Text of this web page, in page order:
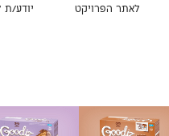
לאתר הפרויקט יודע/ת